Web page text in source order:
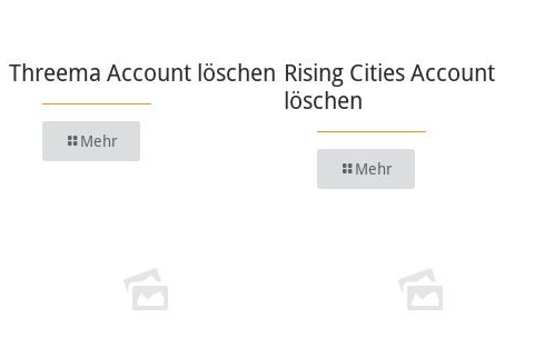
Threema Account löschen
Mehr
Rising Cities Account
löschen
Mehr